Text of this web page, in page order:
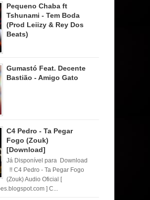
Pequeno Chaba ft
Tshunami - Tem Boda
(Prod Leiizy & Rey Dos
Beats)
Gumastó Feat. Decente
Bastião - Amigo Gato
C4 Pedro - Ta Pegar
Fogo (Zouk)
[Download]
Já Disponível para Download
!! C4 Pedro - Ta Pegar Fogo
(Zouk) Audio Oficial [
] C...